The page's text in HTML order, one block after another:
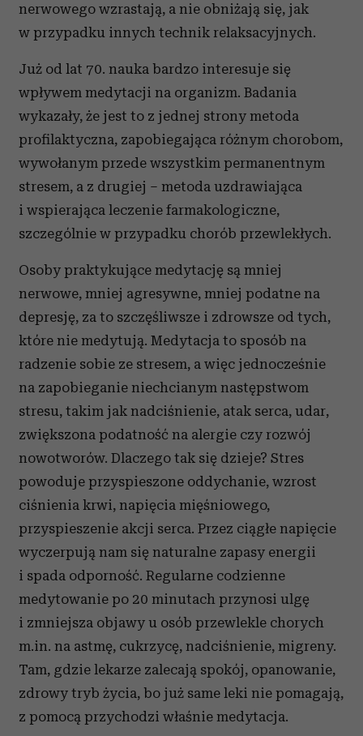
nerwowego wzrastają, a nie obniżają się, jak
w przypadku innych technik relaksacyjnych.
Już od lat 70. nauka bardzo interesuje się
wpływem medytacji na organizm. Badania
wykazały, że jest to z jednej strony metoda
profilaktyczna, zapobiegająca różnym chorobom,
wywołanym przede wszystkim permanentnym
stresem, a z drugiej – metoda uzdrawiająca
i wspierająca leczenie farmakologiczne,
szczególnie w przypadku chorób przewlekłych.
Osoby praktykujące medytację są mniej
nerwowe, mniej agresywne, mniej podatne na
depresję, za to szczęśliwsze i zdrowsze od tych,
które nie medytują. Medytacja to sposób na
radzenie sobie ze stresem, a więc jednocześnie
na zapobieganie niechcianym następstwom
stresu, takim jak nadciśnienie, atak serca, udar,
zwiększona podatność na alergie czy rozwój
nowotworów. Dlaczego tak się dzieje? Stres
powoduje przyspieszone oddychanie, wzrost
ciśnienia krwi, napięcia mięśniowego,
przyspieszenie akcji serca. Przez ciągłe napięcie
wyczerpują nam się naturalne zapasy energii
i spada odporność. Regularne codzienne
medytowanie po 20 minutach przynosi ulgę
i zmniejsza objawy u osób przewlekle chorych
m.in. na astmę, cukrzycę, nadciśnienie, migreny.
Tam, gdzie lekarze zalecają spokój, opanowanie,
zdrowy tryb życia, bo już same leki nie pomagają,
z pomocą przychodzi właśnie medytacja.